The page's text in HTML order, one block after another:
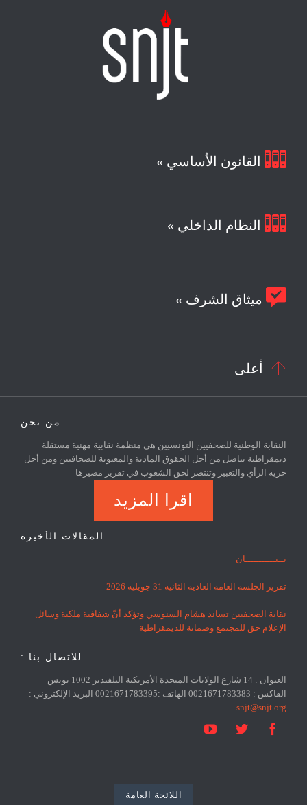
 القانون الأساسي »
 النظام الداخلي »
 ميثاق الشرف »
 أعلى
من نحن
النقابة الوطنية للصحفيين التونسيين هي منظمة نقابية مهنية مستقلة
ديمقراطية تناضل من أجل الحقوق المادية والمعنوية للصحافيين ومن أجل
حرية الرأي والتعبير وتنتصر لحق الشعوب في تقرير مصيرها
اقرا المزيد
المقالات الأخيرة
بــيـــــــــــان
تقرير الجلسة العامة العادية الثانية 31 جويلية 2026
نقابة الصحفيين تساند هشام السنوسي وتؤكد أنّ شفافية ملكية وسائل
الإعلام حق للمجتمع وضمانة للديمقراطية
للاتصال بنا :
العنوان : 14 شارع الولايات المتحدة الأمريكية البلفيدير 1002 تونس
الفاكس : 0021671783383 الهاتف :0021671783395 البريد الإلكتروني :
snjt@snjt.org



اللائحة العامة